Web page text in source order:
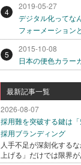
4
2019-05-27
デジタル化ってな
フォーメーション
5
2015-10-08
日本の便色カラー
最新記事一覧
2026-08-07
採用難を突破する鍵は
採用ブランディング
人手不足が深刻化する
上げる」だけでは限界